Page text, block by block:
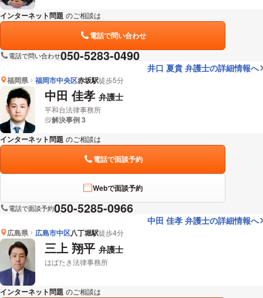
インターネット問題 のご相談は
電話で問い合わせ
電話で問い合わせ050-5283-0490
井口 夏貴 弁護士の詳細情報へ
福岡県 福岡市中央区赤坂駅徒歩5分
中田 佳孝 弁護士
平和台法律事務所
解決事例 3
インターネット問題 のご相談は
電話で面談予約
Webで面談予約
電話で面談予約050-5285-0966
中田 佳孝 弁護士の詳細情報へ
広島県 広島市中区八丁堀駅徒歩4分
三上 翔平 弁護士
はばたき法律事務所
インターネット問題 のご相談は